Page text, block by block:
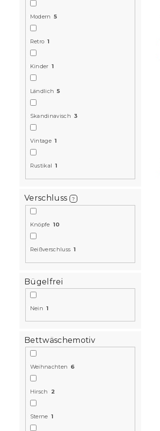
Modern 5
Retro 1
Kinder 1
Ländlich 5
Skandinavisch 3
Vintage 1
Rustikal 1
Verschluss ?
Knöpfe 10
Reißverschluss 1
Bügelfrei
Nein 1
Bettwäschemotiv
Weihnachten 6
Hirsch 2
Sterne 1